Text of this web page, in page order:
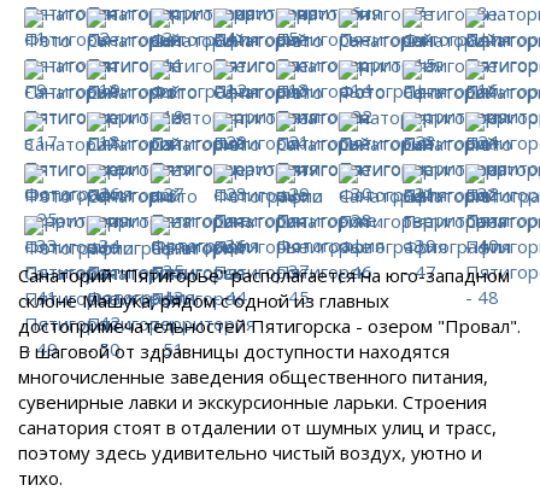
Санаторий "Пятигорье" располагается на юго-западном
склоне Машука, рядом с одной из главных
достопримечательностей Пятигорска - озером "Провал".
В шаговой от здравницы доступности находятся
многочисленные заведения общественного питания,
сувенирные лавки и экскурсионные ларьки. Строения
санатория стоят в отдалении от шумных улиц и трасс,
поэтому здесь удивительно чистый воздух, уютно и
тихо.